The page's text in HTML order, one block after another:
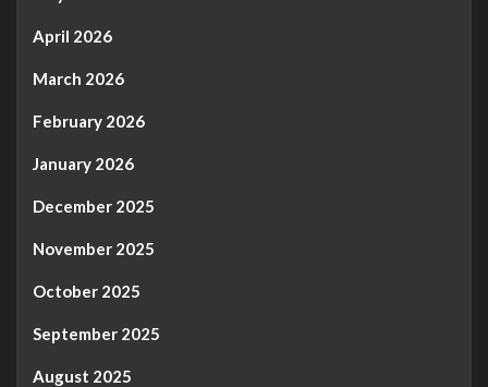
April 2026
March 2026
February 2026
January 2026
December 2025
November 2025
October 2025
September 2025
August 2025